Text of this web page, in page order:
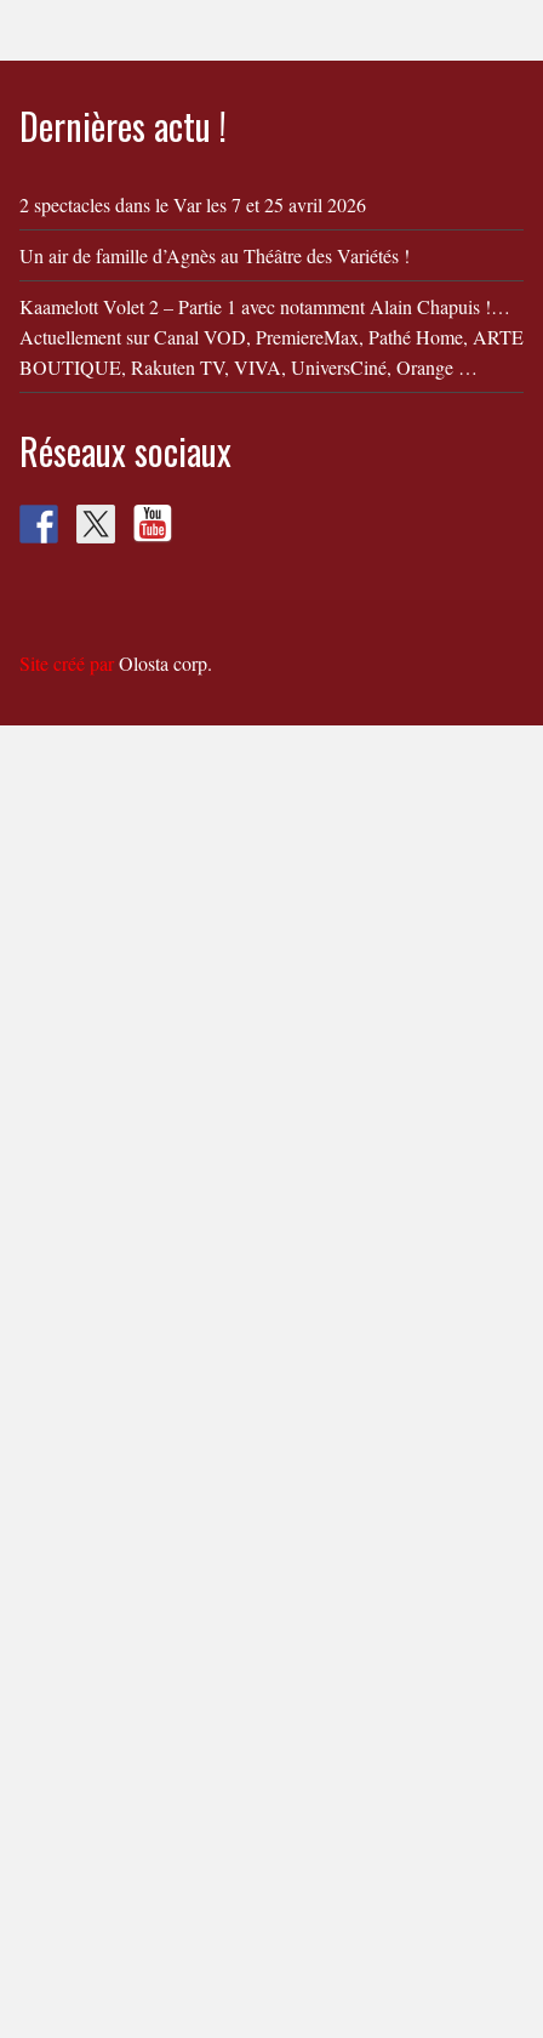
Dernières actu !
2 spectacles dans le Var les 7 et 25 avril 2026
Un air de famille d’Agnès au Théâtre des Variétés !
Kaamelott Volet 2 – Partie 1 avec notamment Alain Chapuis !…
Actuellement sur Canal VOD, PremiereMax, Pathé Home, ARTE
BOUTIQUE, Rakuten TV, VIVA, UniversCiné, Orange …
Réseaux sociaux
Site créé parOlosta corp.